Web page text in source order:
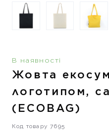
В наявності
Жовта
логотипом,
(ECOBAG)
Код товару 7695